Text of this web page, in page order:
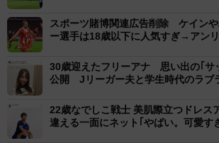
スポーツ賭博関連広告削除 ケイン
ー選手は18歳以下に人気すぎ→アン
30歳迎えたフリーアナ 思い出の｢サ
公開 Jリーガー夫と学生時代のラブ
22歳なでしこ戦士 美肌際立つドレ
違える一面にネット｢やばい。可愛す